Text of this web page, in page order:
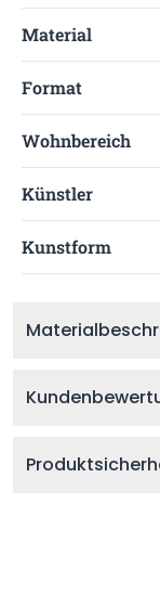
Material
Format
Wohnbereich
Künstler
Kunstform